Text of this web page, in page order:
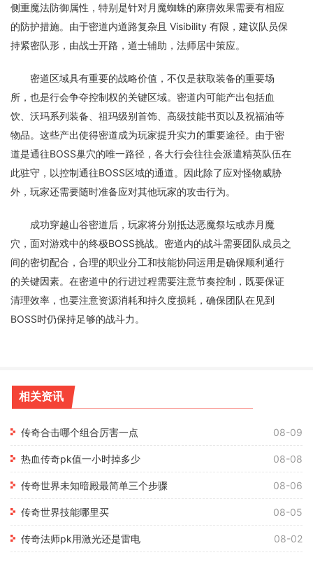
侧重魔法防御属性，特别是针对月魔蜘蛛的麻痹效果需要有相应
的防护措施。由于密道内道路复杂且 Visibility 有限，建议队员保
持紧密队形，由战士开路，道士辅助，法师居中策应。
密道区域具有重要的战略价值，不仅是获取装备的重要场
所，也是行会争夺控制权的关键区域。密道内可能产出包括血
饮、沃玛系列装备、祖玛级别首饰、高级技能书页以及祝福油等
物品。这些产出使得密道成为玩家提升实力的重要途径。由于密
道是通往BOSS巢穴的唯一路径，各大行会往往会派遣精英队伍在
此驻守，以控制通往BOSS区域的通道。因此除了应对怪物威胁
外，玩家还需要随时准备应对其他玩家的攻击行为。
成功穿越山谷密道后，玩家将分别抵达恶魔祭坛或赤月魔
穴，面对游戏中的终极BOSS挑战。密道内的战斗需要团队成员之
间的密切配合，合理的职业分工和技能协同运用是确保顺利通行
的关键因素。在密道中的行进过程需要注意节奏控制，既要保证
清理效率，也要注意资源消耗和持久度损耗，确保团队在见到
BOSS时仍保持足够的战斗力。
相关资讯
传奇合击哪个组合厉害一点 08-09
热血传奇pk值一小时掉多少 08-08
传奇世界未知暗殿最简单三个步骤 08-06
传奇世界技能哪里买 08-05
传奇法师pk用激光还是雷电 08-02